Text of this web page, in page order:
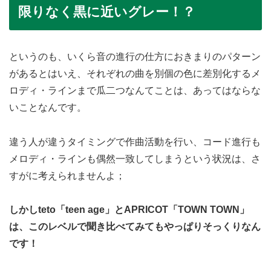
限りなく黒に近いグレー！？
というのも、いくら音の進行の仕方におきまりのパターン
があるとはいえ、それぞれの曲を別個の色に差別化するメ
ロディ・ラインまで瓜二つなんてことは、あってはならな
いことなんです。
違う人が違うタイミングで作曲活動を行い、コード進行も
メロディ・ラインも偶然一致してしまうという状況は、さ
すがに考えられませんよ；
しかしteto「teen age」とAPRICOT「TOWN TOWN」
は、このレベルで聞き比べてみてもやっぱりそっくりなん
です！